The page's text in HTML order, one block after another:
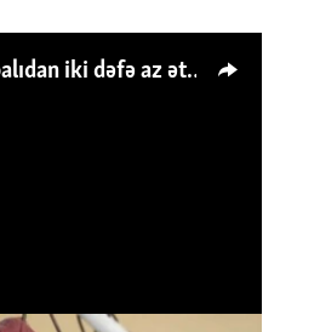
Azərbaycanlı avropalıdan iki dəfə az ət yeyir, amma... 'Qiymət artımı qaçılmazdır'